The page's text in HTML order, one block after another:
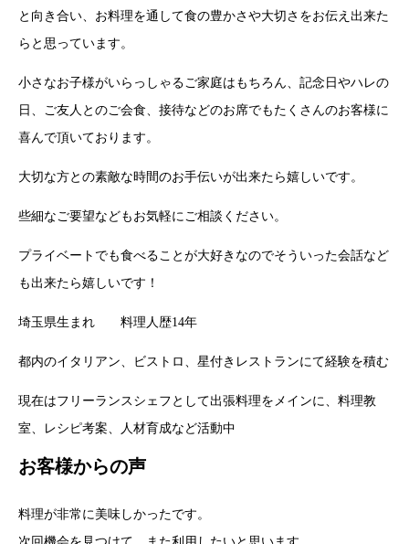
と向き合い、お料理を通して食の豊かさや大切さをお伝え出来た
らと思っています。
小さなお子様がいらっしゃるご家庭はもちろん、記念日やハレの
日、ご友人とのご会食、接待などのお席でもたくさんのお客様に
喜んで頂いております。
大切な方との素敵な時間のお手伝いが出来たら嬉しいです。
些細なご要望などもお気軽にご相談ください。
プライベートでも食べることが大好きなのでそういった会話など
も出来たら嬉しいです！
埼玉県生まれ 料理人歴14年
都内のイタリアン、ビストロ、星付きレストランにて経験を積む
現在はフリーランスシェフとして出張料理をメインに、料理教
室、レシピ考案、人材育成など活動中
お客様からの声
料理が非常に美味しかったです。